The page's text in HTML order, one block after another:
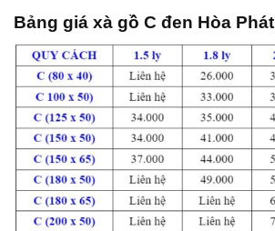
Bảng giá xà gồ C đen Hòa Phát